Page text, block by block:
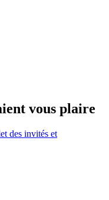
vous plaire